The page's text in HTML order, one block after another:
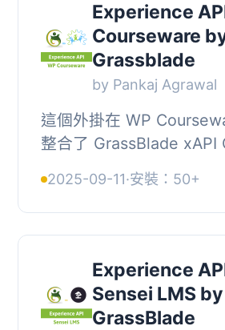
Experience
Courseware
Grassblade
by Pankaj Agrawal
這個外掛在 WP
整合了 GrassBlade xAPI
Tin Can）、cmi5、
SCORM 2004 及
2025-09-11·安裝：50+
Experience
Sensei LMS by
GrassBlade